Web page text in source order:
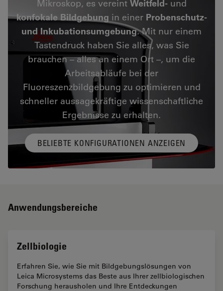
Mikroskop, es vereint Weitfeld- und
konfokale Bildgebung in einer Probenschutz-
und Inkubationsumgebung. Mit nur einem
Tastendruck haben Sie alles, was Sie
brauchen – alles an einem Ort –, um die
Arbeitsabläufe bei der
Fluoreszenzbildgebung zu optimieren und
schneller aussagekräftige wissenschaftliche
Ergebnisse zu erhalten.
BELIEBTE KONFIGURATIONEN ANZEIGEN
Anwendungsbereiche
Zellbiologie
Erfahren Sie, wie Sie mit Bildgebungslösungen von
Leica Microsystems das Beste aus Ihrer zellbiologischen
Forschung herausholen und Ihre Entdeckungen